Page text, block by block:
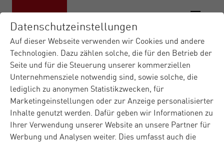
Datenschutzeinstellungen
Auf dieser Webseite verwenden wir Cookies und andere
Technologien. Dazu zählen solche, die für den Betrieb der
Seite und für die Steuerung unserer kommerziellen
Unternehmensziele notwendig sind, sowie solche, die
lediglich zu anonymen Statistikzwecken, für
Marketingeinstellungen oder zur Anzeige personalisierter
Inhalte genutzt werden. Dafür geben wir Informationen zu
Ihrer Verwendung unserer Website an unsere Partner für
Werbung und Analysen weiter. Dies umfasst auch die
Materna IT-Dienstleister| Insights|Presse
|SmartLivingNEXT: Datenrau...
Dortmund 21.05.2026 Presse